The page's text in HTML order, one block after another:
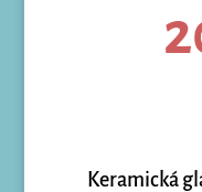
Keramická